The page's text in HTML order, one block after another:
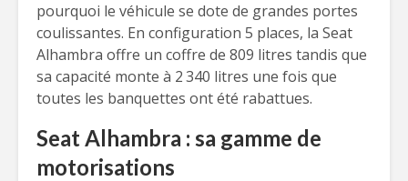
pourquoi le véhicule se dote de grandes portes
coulissantes. En configuration 5 places, la Seat
Alhambra offre un coffre de 809 litres tandis que
sa capacité monte à 2 340 litres une fois que
toutes les banquettes ont été rabattues.
Seat Alhambra : sa gamme de
motorisations